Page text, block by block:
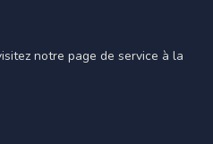
notre page de service à la